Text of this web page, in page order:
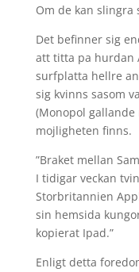
Om de kan slingra
Det befinner sig
att titta pa hurdan
surfplatta hellre
sig kvinns sasom
(Monopol
mojligheten finns.
”Braket mellan
I tidigar veckan
Storbritannien
sin hemsida
kopierat Ipad.”
Enligt detta